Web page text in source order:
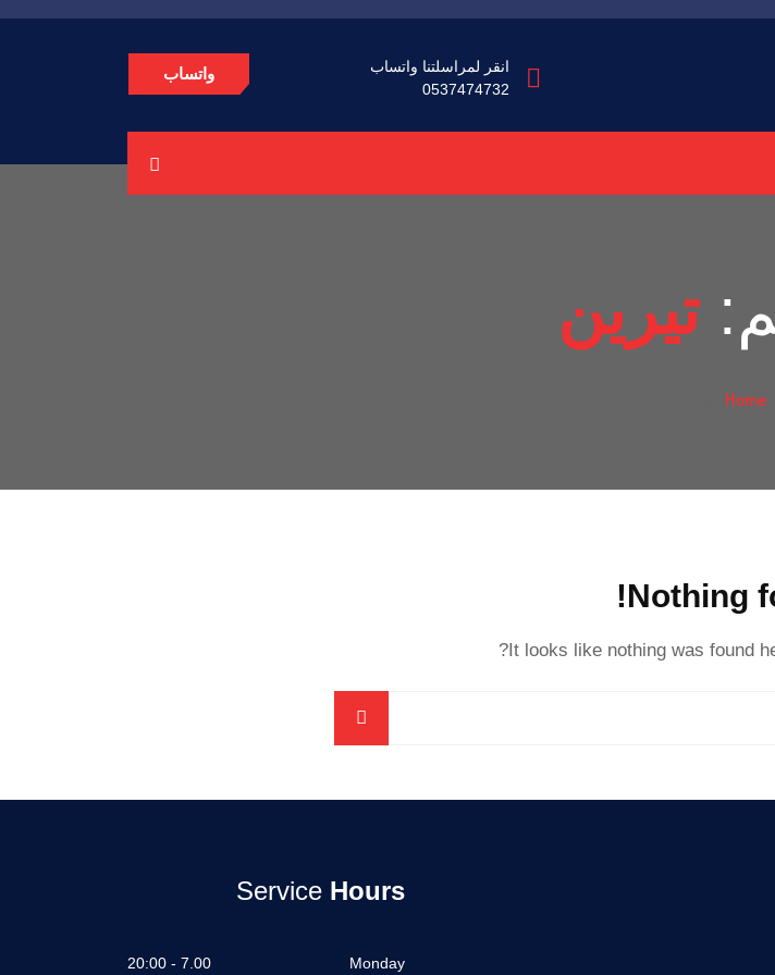
انقر لمراسلتنا واتساب
0537474732
واتساب
تيرين
Home
Nothing
It looks like nothing was found
Service Hours
Monday
7.00 - 20:00